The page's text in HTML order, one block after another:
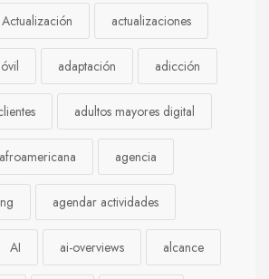
Actualización actualizaciones
adaptación adicción
adultos mayores digital
afroamericana agencia
agendar actividades
AI ai-overviews alcance